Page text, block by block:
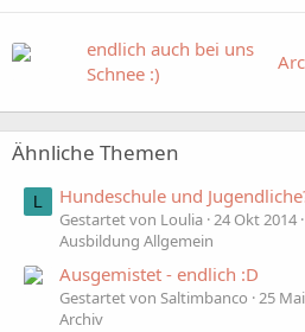
endlich auch bei uns
Schnee :)
Ähnliche Themen
L Hundeschule und
Gestartet von Loulia 24 Okt 2014
Ausbildung Allgemein
Ausgemistet - endlich :D
Gestartet von Saltimbanco 25
Archiv